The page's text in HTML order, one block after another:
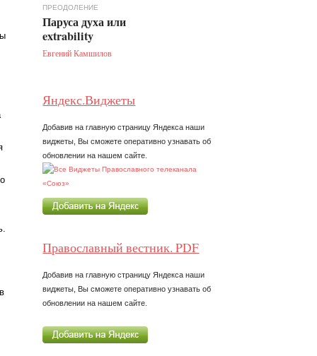
ПРЕОДОЛЕНИЕ
Паруса духа или
extrability
Евгений Камшилов
Яндекс.Виджеты
Добавив на главную страницу Яндекса наши
виджеты, Вы сможете оперативно узнавать об
обновлении на нашем сайте.
Православный вестник. PDF
Добавив на главную страницу Яндекса наши
виджеты, Вы сможете оперативно узнавать об
обновлении на нашем сайте.